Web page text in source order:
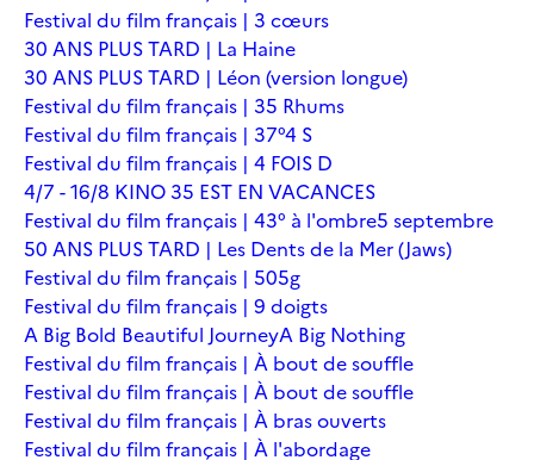
Festival du film français | 3 cœurs
30 ANS PLUS TARD | La Haine
30 ANS PLUS TARD | Léon (version longue)
Festival du film français | 35 Rhums
Festival du film français | 37°4 S
Festival du film français | 4 FOIS D
4/7 - 16/8 KINO 35 EST EN VACANCES
Festival du film français | 43° à l'ombre5 septembre
50 ANS PLUS TARD | Les Dents de la Mer (Jaws)
Festival du film français | 505g
Festival du film français | 9 doigts
A Big Bold Beautiful JourneyA Big Nothing
Festival du film français | À bout de souffle
Festival du film français | À bout de souffle
Festival du film français | À bras ouverts
Festival du film français | À l'abordage